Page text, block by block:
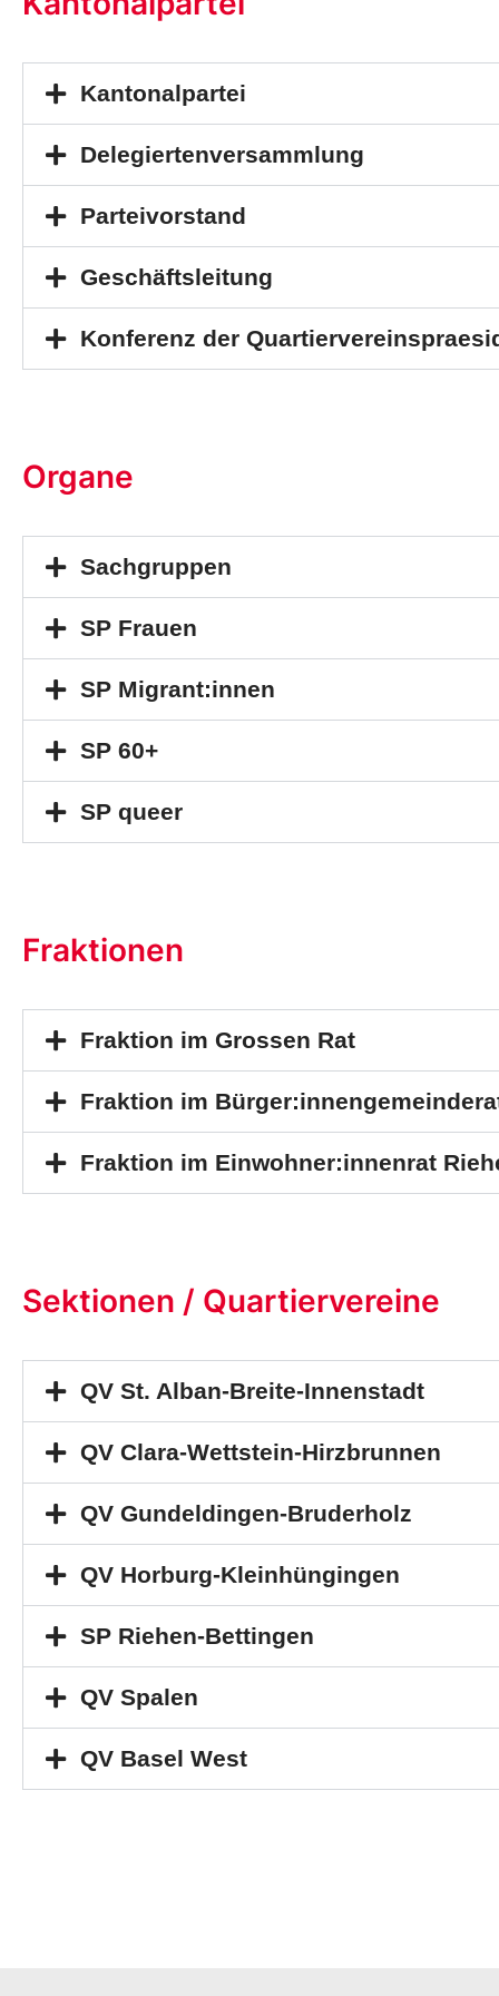
Kantonalpartei
Delegiertenversammlung
Parteivorstand
Geschäftsleitung
Konferenz der
Organe
Sachgruppen
SP Frauen
SP Migrant:innen
SP 60+
SP queer
Fraktionen
Fraktion im Grossen Rat
Fraktion im
Fraktion im Einwohner:innenrat
Sektionen / Quartiervereine
QV St. Alban-Breite-Innenstadt
QV Clara-Wettstein-Hirzbrunnen
QV Gundeldingen-Bruderholz
QV Horburg-Kleinhüngingen
SP Riehen-Bettingen
QV Spalen
QV Basel West